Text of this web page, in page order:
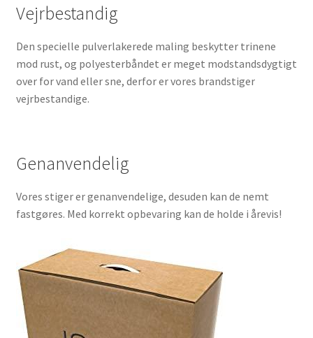
Vejrbestandig
Den specielle pulverlakerede maling beskytter trinene
mod rust, og polyesterbåndet er meget modstandsdygtigt
over for vand eller sne, derfor er vores brandstiger
vejrbestandige.
Genanvendelig
Vores stiger er genanvendelige, desuden kan de nemt
fastgøres. Med korrekt opbevaring kan de holde i årevis!